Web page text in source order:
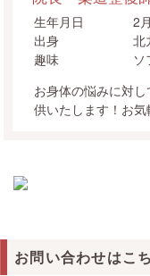
生年月日
2
出身
北
趣味
お身体の悩みに対
供いたします！お気
お問い合わせはこ